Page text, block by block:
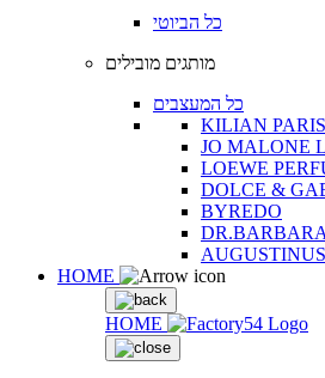
כל הביוטי
מותגים מובילים
כל המעצבים
KILIAN PARIS
JO MALONE
LOEWE
DOLCE &
BYREDO
HOME
HOME